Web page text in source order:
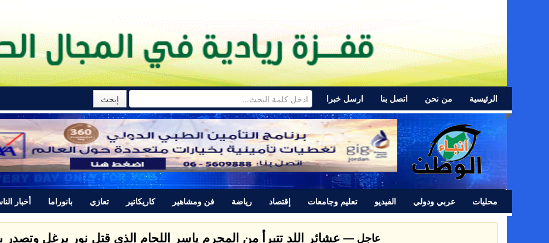
الرئيسية من نحن اتصل بنا ارسل خبرا
محليات عربي ودولي الفيديو تعليم وجامعات إقتصاد رياضة فن ومشاهير كاريكاتير تعازي بانوراما أخبار
عاجل — عشائر اللد تتبرأ من المجرم ياسر اللحام الذي قتل نور برغل وتصدر